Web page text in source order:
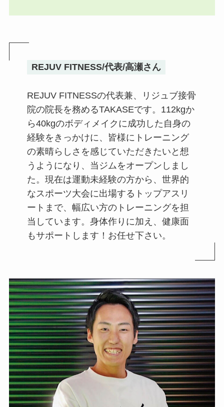
REJUV FITNESS/代表/高瀬さん
REJUV FITNESSの代表兼、リジュブ接骨
院の院長を務めるTAKASEです。112kgか
ら40kgのボディメイクに成功した自身の
経験をきっかけに、皆様にトレーニング
の素晴らしさを感じていただきたいと想
うようになり、当ジムをオープンしまし
た。現在は運動未経験の方から、世界的
なスポーツ大会に出場するトップアスリ
ートまで、幅広い方のトレーニングを担
当しています。身体作りに加え、健康面
もサポートします！お任せ下さい。